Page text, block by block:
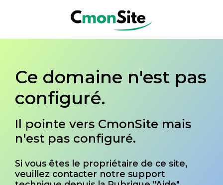
Ce domaine n'est pas
configuré.
Il pointe vers CmonSite mais
n'est pas configuré.
Si vous êtes le propriétaire de ce site,
veuillez contacter notre support